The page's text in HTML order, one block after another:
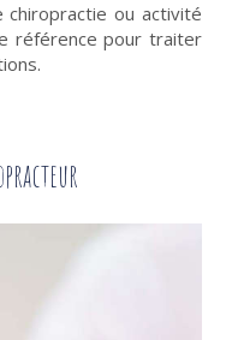
chiropractie ou activité
référence pour traiter